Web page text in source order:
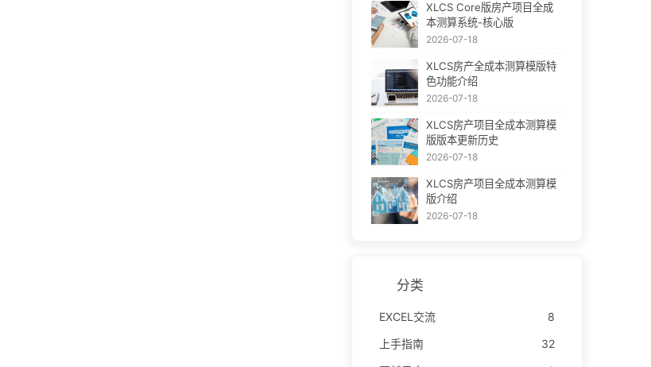
XLCS Core版房产项目全成
本测算系统-核心版
2026-07-18
XLCS房产全成本测算模版特
色功能介绍
2026-07-18
XLCS房产项目全成本测算模
版版本更新历史
2026-07-18
XLCS房产项目全成本测算模
版介绍
2026-07-18
分类
EXCEL交流
8
上手指南
32